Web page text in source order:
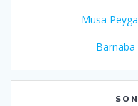
Musa
Barnaba